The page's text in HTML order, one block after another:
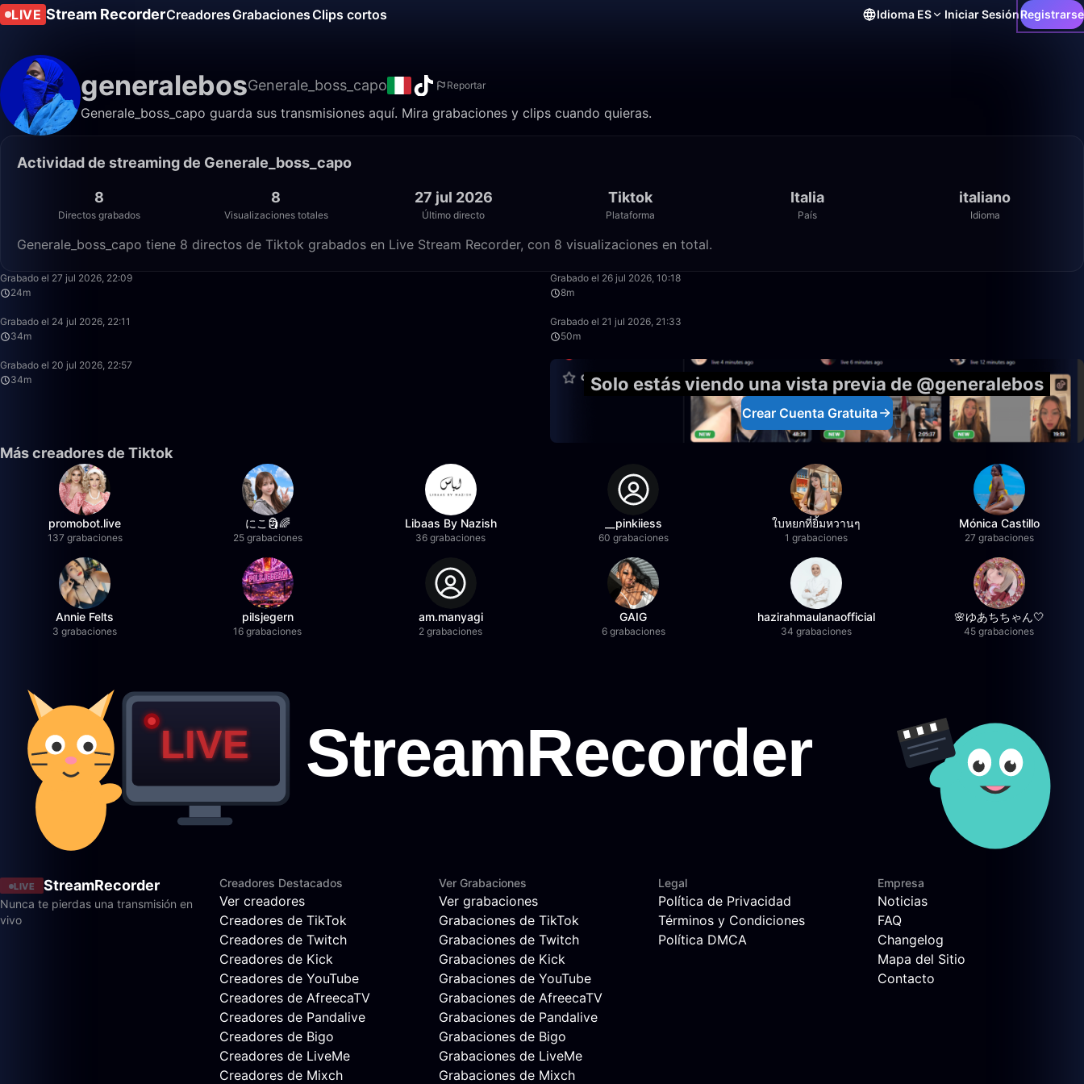
LIVE Stream RecorderCreadoresGrabacionesClips cortos Idioma ES Iniciar SesiónRegistrarse
generalebosGenerale_boss_capo Reportar
Generale_boss_capo guarda sus transmisiones aquí. Mira grabaciones y clips cuando quieras.
Actividad de streaming de Generale_boss_capo
8
Directos grabados
8
Visualizaciones totales
27 jul 2026
Último directo
Tiktok
Plataforma
Italia
País
italiano
Idioma
Generale_boss_capo tiene 8 directos de Tiktok grabados en Live Stream Recorder, con 8 visualizaciones en total.
Grabado el 27 jul 2026, 22:09
24m
Grabado el 26 jul 2026, 10:18
8m
Grabado el 24 jul 2026, 22:11
34m
Grabado el 21 jul 2026, 21:33
50m
Grabado el 20 jul 2026, 22:57
34m
Solo estás viendo una vista previa de @generalebos
Crear Cuenta Gratuita
Más creadores de Tiktok
promobot.live
137 grabaciones
にこ🗿🌈
25 grabaciones
Libaas By Nazish
36 grabaciones
__pinkiiess
60 grabaciones
ใบหยกที่ยิ้มหวานๆ
1 grabaciones
Mónica Castillo
27 grabaciones
Annie Felts
3 grabaciones
pilsjegern
16 grabaciones
am.manyagi
2 grabaciones
GAIG
6 grabaciones
hazirahmaulanaofficial
34 grabaciones
🌸ゆあちちゃん🤍
45 grabaciones
LIVE StreamRecorder
Nunca te pierdas una transmisión en
vivo
Creadores Destacados
Ver creadores
Creadores de TikTok
Creadores de Twitch
Creadores de Kick
Creadores de YouTube
Creadores de AfreecaTV
Creadores de Pandalive
Creadores de Bigo
Creadores de LiveMe
Creadores de Mixch
Ver Grabaciones
Ver grabaciones
Grabaciones de TikTok
Grabaciones de Twitch
Grabaciones de Kick
Grabaciones de YouTube
Grabaciones de AfreecaTV
Grabaciones de Pandalive
Grabaciones de Bigo
Grabaciones de LiveMe
Grabaciones de Mixch
Legal
Política de Privacidad
Términos y Condiciones
Política DMCA
Empresa
Noticias
FAQ
Changelog
Mapa del Sitio
Contacto